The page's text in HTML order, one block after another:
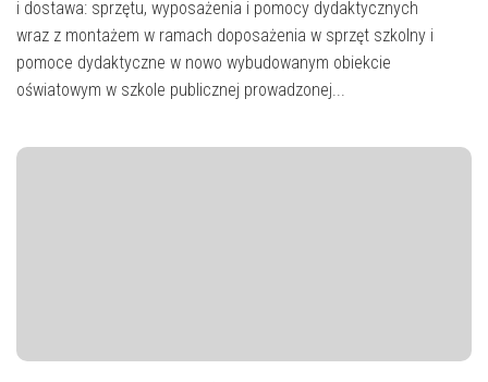
i dostawa: sprzętu, wyposażenia i pomocy dydaktycznych
wraz z montażem w ramach doposażenia w sprzęt szkolny i
pomoce dydaktyczne w nowo wybudowanym obiekcie
oświatowym w szkole publicznej prowadzonej...